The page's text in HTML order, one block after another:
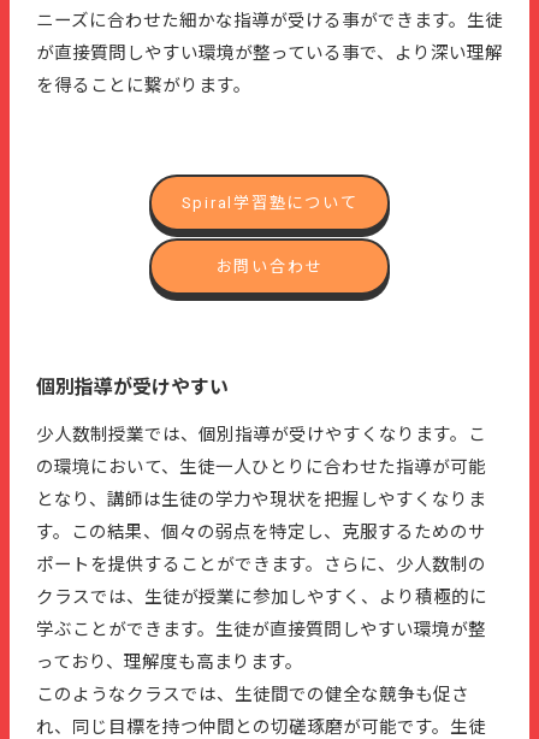
ニーズに合わせた細かな指導が受ける事ができます。生徒
が直接質問しやすい環境が整っている事で、より深い理解
を得ることに繋がります。
Spiral学習塾について
お問い合わせ
個別指導が受けやすい
少人数制授業では、個別指導が受けやすくなります。こ
の環境において、生徒一人ひとりに合わせた指導が可能
となり、講師は生徒の学力や現状を把握しやすくなりま
す。この結果、個々の弱点を特定し、克服するためのサ
ポートを提供することができます。さらに、少人数制の
クラスでは、生徒が授業に参加しやすく、より積極的に
学ぶことができます。生徒が直接質問しやすい環境が整
っており、理解度も高まります。
このようなクラスでは、生徒間での健全な競争も促さ
れ、同じ目標を持つ仲間との切磋琢磨が可能です。生徒